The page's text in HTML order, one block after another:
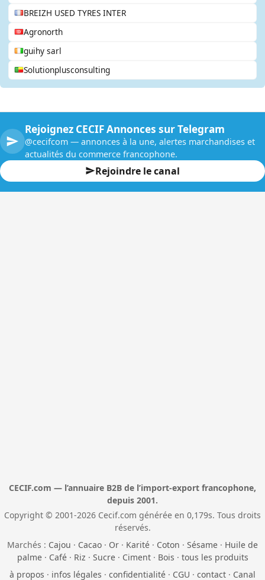
BREIZH USED TYRES INTER
Agronorth
guihy sarl
Solutionplusconsulting
Rejoignez CECIF Annonces sur Telegram
@cecifcom — annonces à la une, alertes marchandises et
actualités du commerce francophone.
Rejoindre le canal
CECIF.com — l’annuaire B2B de l’import-export francophone,
depuis 2001.
Copyright © 2001-2026 Cecif.com générée en 0,179s. Tous droits
réservés.
Marchés : Cajou · Cacao · Or · Karité · Coton · Sésame · Huile de
palme· Café· Riz · Sucre· Ciment· Bois · tous les produits
à propos · infos légales · confidentialité · CGU · contact · Canal